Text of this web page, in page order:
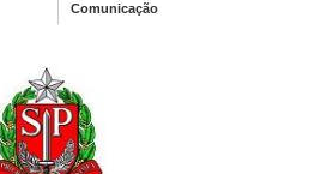
Comunicação